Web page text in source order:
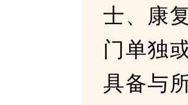
士、康
门单独
具备与